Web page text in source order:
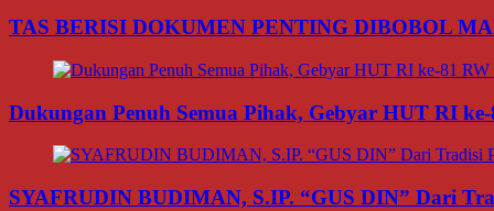
TAS BERISI DOKUMEN PENTING DIBOBOL
Dukungan Penuh Semua Pihak, Gebyar HUT RI
SYAFRUDIN BUDIMAN, S.IP. “GUS DIN” Dari